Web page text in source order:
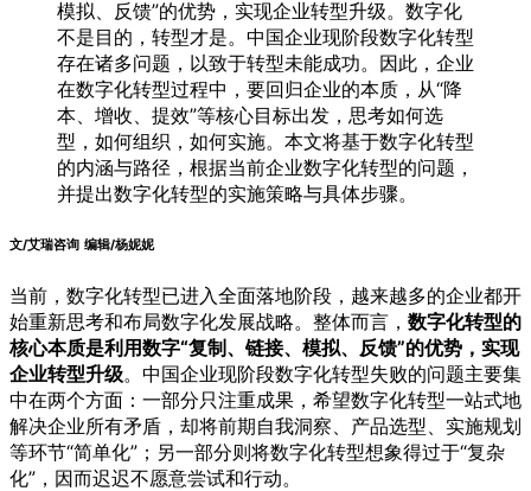
模拟、反馈”的优势，实现企业转型升级。数字化
不是目的，转型才是。中国企业现阶段数字化转型
存在诸多问题，以致于转型未能成功。因此，企业
在数字化转型过程中，要回归企业的本质，从“降
本、增收、提效”等核心目标出发，思考如何选
型，如何组织，如何实施。本文将基于数字化转型
的内涵与路径，根据当前企业数字化转型的问题，
并提出数字化转型的实施策略与具体步骤。
文/艾瑞咨询 编辑/杨妮妮
当前，数字化转型已进入全面落地阶段，越来越多的企业都开
始重新思考和布局数字化发展战略。整体而言， 数字化转型的
核心本质是利用数字“复制、链接、模拟、反馈”的优势，实现
企业转型升级。中国企业现阶段数字化转型失败的问题主要集
中在两个方面：一部分只注重成果，希望数字化转型一站式地
解决企业所有矛盾，却将前期自我洞察、产品选型、实施规划
等环节“简单化”；另一部分则将数字化转型想象得过于“复杂
化”，因而迟迟不愿意尝试和行动。